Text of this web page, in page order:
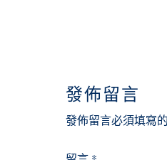
INTERACTIONS
發佈留言
發佈留言必須填寫